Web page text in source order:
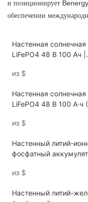
и позиционирует
обеспечении
Настенная солнечная
LiFePO4 48 В 100 Ач |
для дома мощностью
из $
Настенная солнечная
LiFePO4 48 В 100 А·ч
хранения энергии
из $
Настенный литий-
фосфатный
аккумуляторная
из $
Настенный литий-